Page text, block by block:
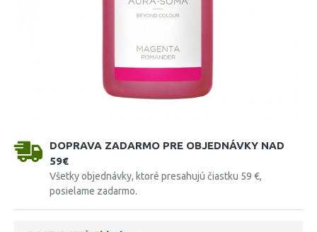
DOPRAVA ZADARMO PRE OBJEDNÁVKY NAD
59€
Všetky objednávky, ktoré presahujú čiastku 59 €,
posielame zadarmo.